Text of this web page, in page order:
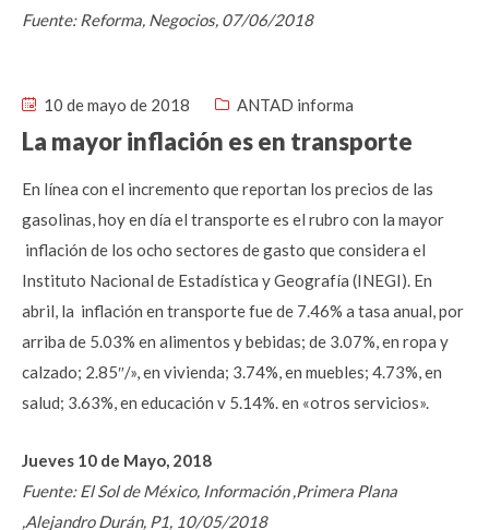
Fuente: Reforma, Negocios, 07/06/2018
10 de mayo de 2018 ANTAD informa
La mayor inflación es en transporte
En línea con el incremento que reportan los precios de las
gasolinas, hoy en día el transporte es el rubro con la mayor
inflación de los ocho sectores de gasto que considera el
Instituto Nacional de Estadística y Geografía (INEGI). En
abril, la inflación en transporte fue de 7.46% a tasa anual, por
arriba de 5.03% en alimentos y bebidas; de 3.07%, en ropa y
calzado; 2.85″/», en vivienda; 3.74%, en muebles; 4.73%, en
salud; 3.63%, en educación v 5.14%. en «otros servicios».
Jueves 10 de Mayo, 2018
Fuente: El Sol de México, Información ,Primera Plana
,Alejandro Durán, P1, 10/05/2018